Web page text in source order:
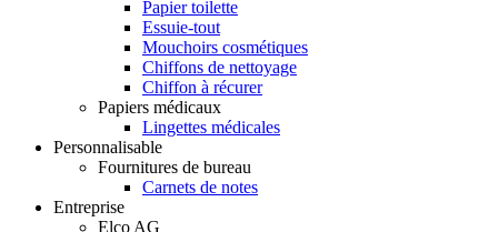
Papier toilette
Essuie-tout
Mouchoirs cosmétiques
Chiffons de nettoyage
Chiffon à récurer
Papiers médicaux
Lingettes médicales
Personnalisable
Fournitures de bureau
Carnets de notes
Entreprise
Elco AG